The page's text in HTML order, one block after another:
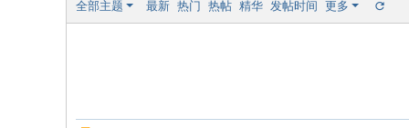
全部主题 最新 热门 热帖 精华 发帖时间 更多